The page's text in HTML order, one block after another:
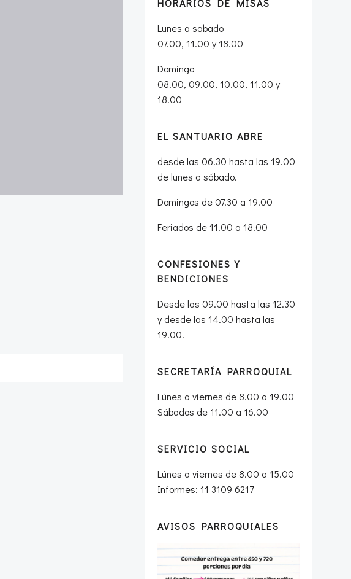
HORARIOS DE MISAS
Lunes a sabado
07.00, 11.00 y 18.00
Domingo
08.00, 09.00, 10.00, 11.00 y
18.00
EL SANTUARIO ABRE
desde las 06.30 hasta las 19.00
de lunes a sábado.
Domingos de 07.30 a 19.00
Feriados de 11.00 a 18.00
CONFESIONES Y
BENDICIONES
Desde las 09.00 hasta las 12.30
y desde las 14.00 hasta las
19.00.
SECRETARÍA PARROQUIAL
Lúnes a viernes de 8.00 a 19.00
Sábados de 11.00 a 16.00
SERVICIO SOCIAL
Lúnes a viernes de 8.00 a 15.00
Informes: 11 3109 6217
AVISOS PARROQUIALES